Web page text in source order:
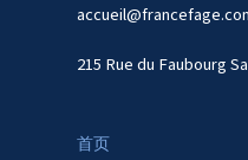
215 Rue du Faubourg
首页